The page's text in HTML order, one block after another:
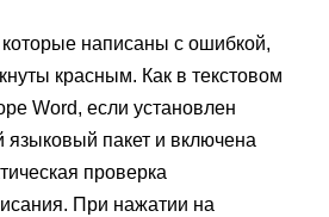
написаны с ошибкой,
красным. Как в текстовом
Word, если установлен
языковый пакет и включена
проверка
При нажатии на